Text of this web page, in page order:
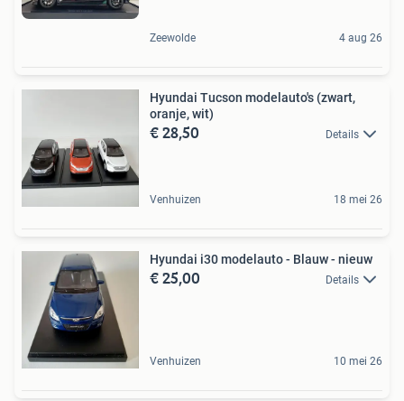
Zeewolde 4 aug 26
Hyundai Tucson modelauto's (zwart,
oranje, wit)
€ 28,50 Details
Venhuizen 18 mei 26
Hyundai i30 modelauto - Blauw - nieuw
€ 25,00 Details
Venhuizen 10 mei 26